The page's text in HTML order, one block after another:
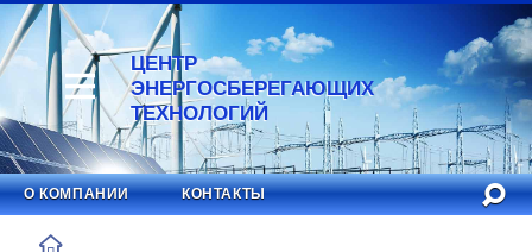
ЦЕНТР
ЭНЕРГОСБЕРЕГАЮЩИХ
ТЕХНОЛОГИЙ
О КОМПАНИИ КОНТАКТЫ